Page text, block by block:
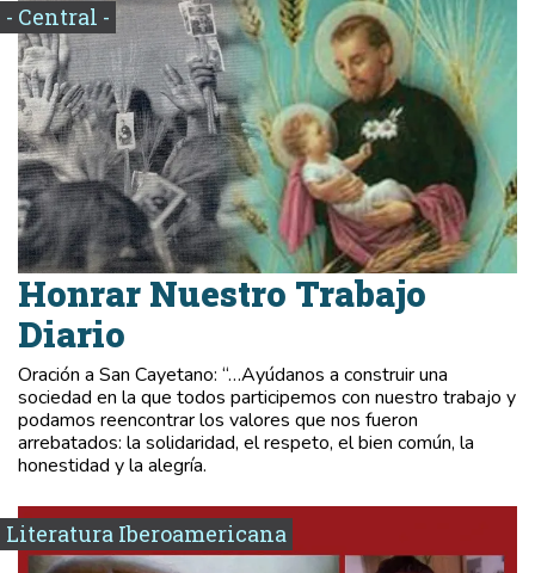
- Central -
Honrar Nuestro Trabajo
Diario
Oración a San Cayetano: “…Ayúdanos a construir una
sociedad en la que todos participemos con nuestro trabajo y
podamos reencontrar los valores que nos fueron
arrebatados: la solidaridad, el respeto, el bien común, la
honestidad y la alegría.
Literatura Iberoamericana